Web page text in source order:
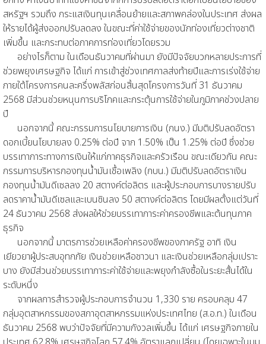
สหรัฐฯ รวมถึง กระแสเงินทุนเคลื่อนย้ายและสภาพคล่องในประเทศ ส่งผล
ให้รายได้ผู้ส่งออกปรับลดลง ในขณะที่ค่าใช้จ่ายของนักท่องเที่ยวต่างชาติ
เพิ่มขึ้น และกระทบต่อภาคการท่องเที่ยวโดยรวม
อย่างไรก็ตาม ในเดือนธันวาคมที่ผ่านมา ยังมีปัจจัยบวกหลายประการที่
ช่วยพยุงเศรษฐกิจ ได้แก่ การเข้าสู่ช่วงเทศกาลส่งท้ายปีและการเร่งใช้จ่าย
ภายใต้โครงการคนละครึ่งพลัสก่อนสิ้นสุดโครงการวันที่ 31 ธันวาคม
2568 มีส่วนช่วยหนุนการบริโภคและกระตุ้นการใช้จ่ายในภูมิภาคช่วงปลาย
ปี
นอกจากนี้ คณะกรรมการนโยบายการเงิน (กนง.) มีมติปรับลดอัตรา
ดอกเบี้ยนโยบายลง 0.25% ต่อปี จาก 1.50% เป็น 1.25% ต่อปี ซึ่งช่วย
บรรเทาภาระทางการเงินให้แก่ภาคธุรกิจและครัวเรือน ขณะเดียวกัน คณะ
กรรมการบริหารกองทุนน้ำมันเชื้อเพลิง (กบน.) มีมติปรับลดอัตราเงิน
กองทุนน้ำมันดีเซลลง 20 สตางค์ต่อลิตร และผู้ประกอบการบางรายปรับ
ลดราคาน้ำมันดีเซลและเบนซินลง 50 สตางค์ต่อลิตร โดยมีผลตั้งแต่วันที่
24 ธันวาคม 2568 ส่งผลให้ช่วยบรรเทาภาระค่าครองชีพและต้นทุนภาค
ธุรกิจ
นอกจากนี้ มาตรการช่วยเหลือค่าครองชีพของภาครัฐ อาทิ เงิน
เยียวยาผู้ประสบอุทกภัย เงินช่วยเหลือชาวนา และเงินช่วยเหลือกลุ่มเปราะ
บาง ยังมีส่วนช่วยบรรเทาภาระค่าใช้จ่ายและพยุงกำลังซื้อในระยะสั้นได้ใน
ระดับหนึ่ง
จากผลการสำรวจผู้ประกอบการจำนวน 1,330 ราย ครอบคลุม 47
กลุ่มอุตสาหกรรมของสภาอุตสาหกรรมแห่งประเทศไทย (ส.อ.ท.) ในเดือน
ธันวาคม 2568 พบว่าปัจจัยที่มีความกังวลเพิ่มขึ้น ได้แก่ เศรษฐกิจภายใน